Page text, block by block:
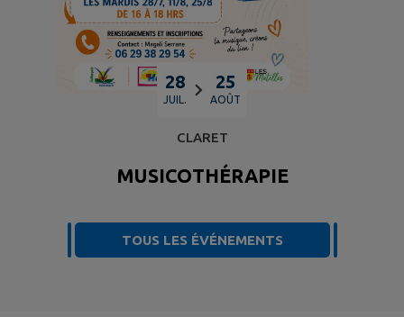
28
JUIL.
25
AOÛT
CLARET
MUSICOTHÉRAPIE
TOUS LES ÉVÉNEMENTS